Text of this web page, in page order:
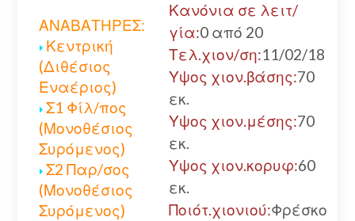
ΑΝΑΒΑΤΗΡΕΣ:
Κεντρική
(Διθέσιος
Εναέριος)
Σ1 Φίλ/πος
(Μονοθέσιος
Συρόμενος)
Σ2 Παρ/σος
(Μονοθέσιος
Συρόμενος)
Κανόνια σε λειτ/
γία:0 από 20
Τελ.χιον/ση:11/02/18
Υψος χιον.βάσης:70
εκ.
Υψος χιον.μέσης:70
εκ.
Υψος χιον.κορυφ:60
εκ.
Ποιότ.χιονιού:Φρέσκο